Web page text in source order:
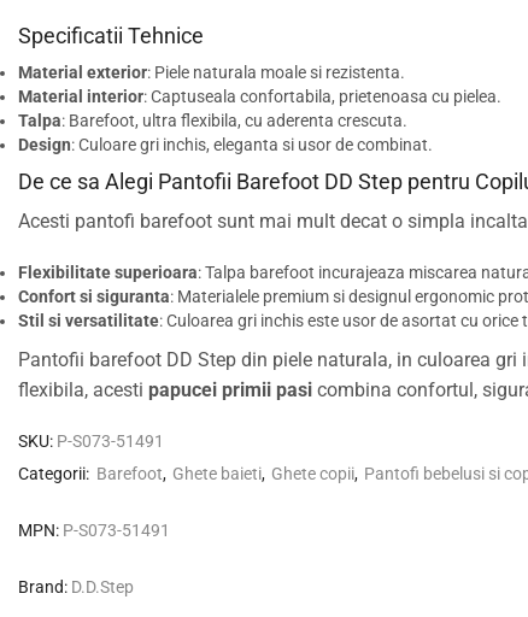
Specificatii Tehnice
Material exterior: Piele naturala moale si rezistenta.
Material interior: Captuseala confortabila, prietenoasa cu pielea.
Talpa: Barefoot, ultra flexibila, cu aderenta crescuta.
Design: Culoare gri inchis, eleganta si usor de combinat.
De ce sa Alegi Pantofii Barefoot DD Step pentru
Acesti pantofi barefoot sunt mai mult decat o simpla
Flexibilitate superioara: Talpa barefoot incurajeaza miscarea
Confort si siguranta: Materialele premium si designul ergonomic
Stil si versatilitate: Culoarea gri inchis este usor de asortat cu
Pantofii barefoot DD Step din piele naturala, in culoarea
flexibila, acesti papucei primii pasi combina confortul,
SKU: P-S073-51491
Categorii: Barefoot, Ghete baieti, Ghete copii, Pantofi bebelusi si
MPN: P-S073-51491
Brand: D.D.Step